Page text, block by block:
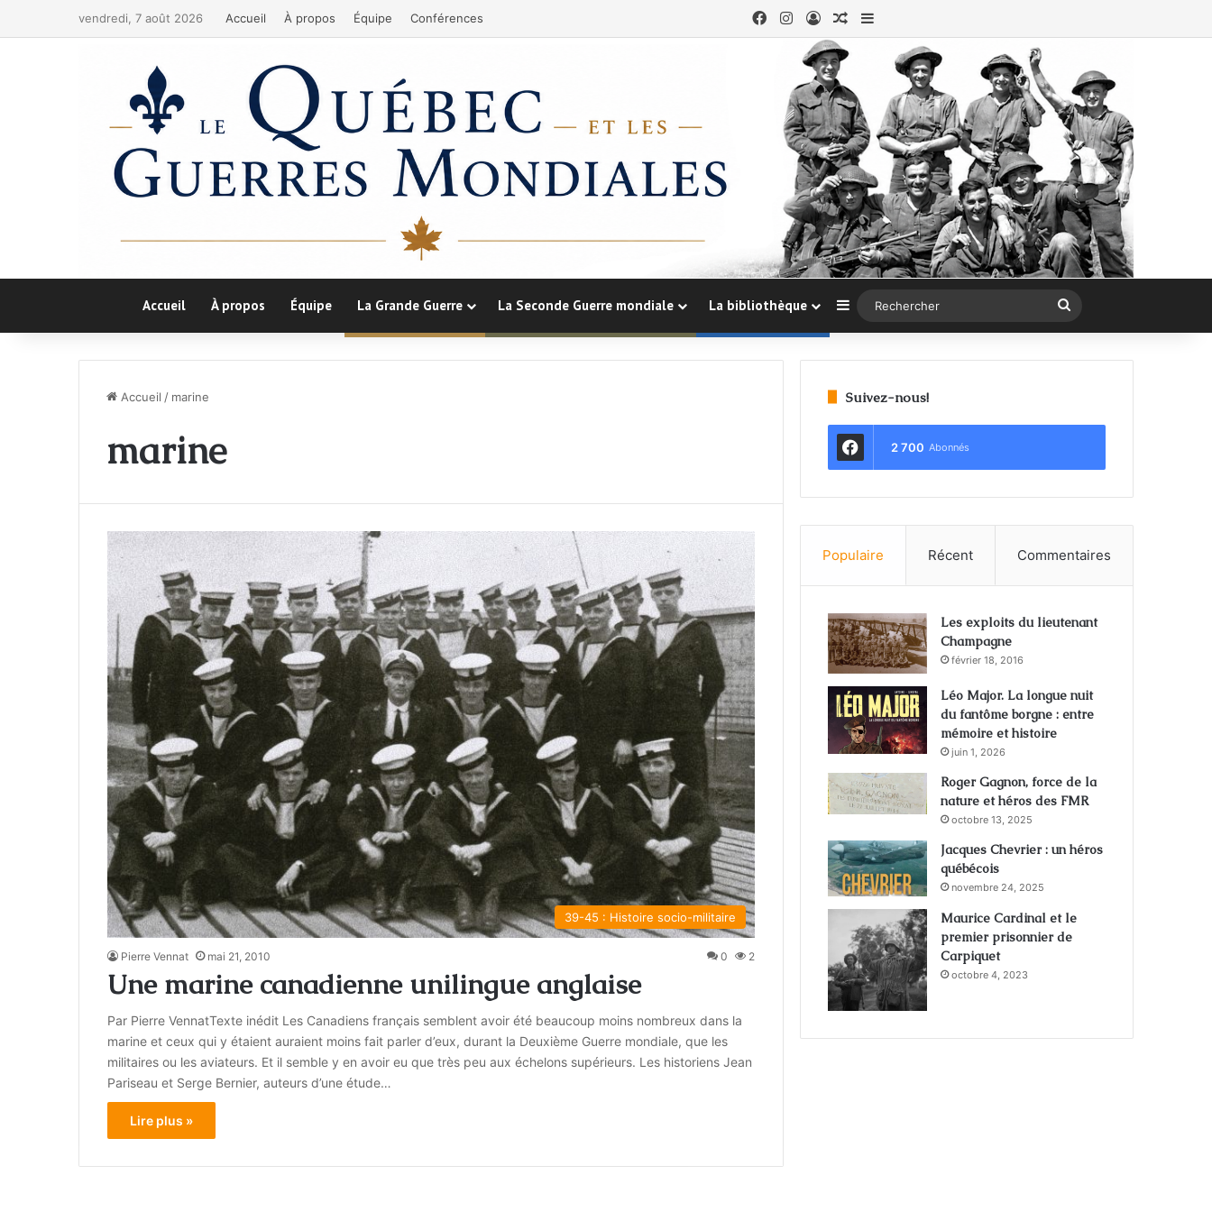
vendredi, 7 août 2026 Accueil À propos Équipe Conférences Facebook
InstagramConnexion
Article au hasard
Sidebar (barre latérale)
Accueil À propos Équipe La Grande Guerre La Seconde Guerre mondiale La bibliothèque Sidebar (barre latérale)
Accueil / marine
marine
39-45 : Histoire socio-militaire
Pierre Vennat mai 21, 2010 0 2
Une marine canadienne unilingue anglaise
Par Pierre VennatTexte inédit Les Canadiens français semblent avoir été beaucoup moins nombreux dans la
marine et ceux qui y étaient auraient moins fait parler d’eux, durant la Deuxième Guerre mondiale, que les
militaires ou les aviateurs. Et il semble y en avoir eu que très peu aux échelons supérieurs. Les historiens Jean
Pariseau et Serge Bernier, auteurs d’une étude…
Lire plus »
Suivez-nous!
2 700 Abonnés
Populaire Récent Commentaires
Les exploits du lieutenant
Champagne
février 18, 2016
Léo Major. La longue nuit
du fantôme borgne : entre
mémoire et histoire
juin 1, 2026
Roger Gagnon, force de la
nature et héros des FMR
octobre 13, 2025
Jacques Chevrier : un héros
québécois
novembre 24, 2025
Maurice Cardinal et le
premier prisonnier de
Carpiquet
octobre 4, 2023